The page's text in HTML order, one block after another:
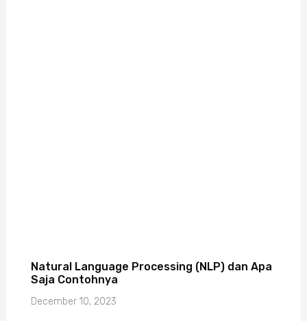
Natural Language Processing (NLP) dan Apa
Saja Contohnya
December 10, 2023